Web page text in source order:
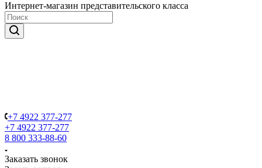
Интернет-магазин представительского класса
+7 4922 377-277
+7 4922 377-277
8 800 333-88-60
Заказать звонок